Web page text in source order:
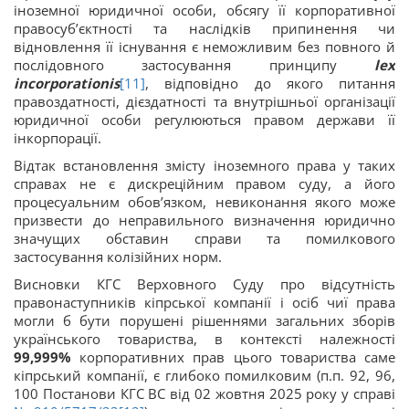
іноземної юридичної особи, обсягу її корпоративної
правосуб’єктності та наслідків припинення чи
відновлення її існування є неможливим без повного й
послідовного застосування принципу lex
incorporationis[11], відповідно до якого питання
правоздатності, дієздатності та внутрішньої організації
юридичної особи регулюються правом держави її
інкорпорації.
Відтак встановлення змісту іноземного права у таких
справах не є дискреційним правом суду, а його
процесуальним обов’язком, невиконання якого може
призвести до неправильного визначення юридично
значущих обставин справи та помилкового
застосування колізійних норм.
Висновки КГС Верховного Суду про відсутність
правонаступників кіпрської компанії і осіб чиї права
могли б бути порушені рішеннями загальних зборів
українського товариства, в контексті належності
99,999% корпоративних прав цього товариства саме
кіпрський компанії, є глибоко помилковим (п.п. 92, 96,
100 Постанови КГС ВС від 02 жовтня 2025 року у cправі